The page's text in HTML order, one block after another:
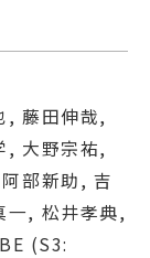
, 藤田伸哉,
, 大野宗祐,
部新助, 吉
一, 松井孝典,
(S3: